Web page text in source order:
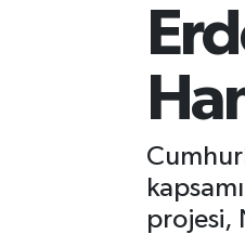
projesi,
Trafik Durumu
Süper Lig Puan
Tüm Manşetler
Son Dakika Haberleri